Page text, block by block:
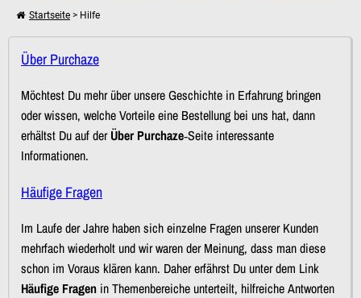
Dein Warenkorb ist leer!
Startseite > Hilfe
Über Purchaze
Möchtest Du mehr über unsere Geschichte in Erfahrung bringen
oder wissen, welche Vorteile eine Bestellung bei uns hat, dann
erhältst Du auf derÜber Purchaze‐Seite interessante
Informationen.
Häufige Fragen
Im Laufe der Jahre haben sich einzelne Fragen unserer Kunden
mehrfach wiederholt und wir waren der Meinung, dass man diese
schon im Voraus klären kann. Daher erfährst Du unter dem Link
Häufige Fragen in Themenbereiche unterteilt, hilfreiche Antworten